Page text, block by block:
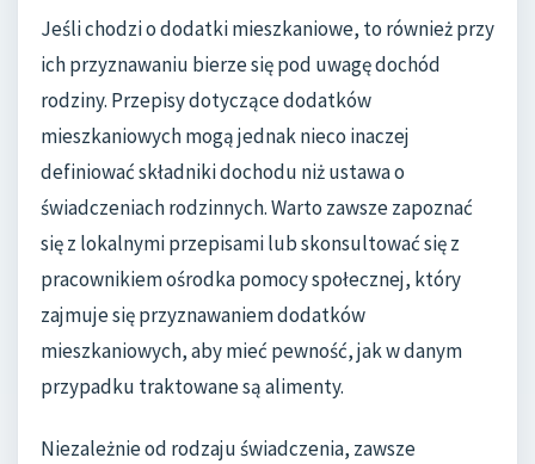
Jeśli chodzi o dodatki mieszkaniowe, to również przy
ich przyznawaniu bierze się pod uwagę dochód
rodziny. Przepisy dotyczące dodatków
mieszkaniowych mogą jednak nieco inaczej
definiować składniki dochodu niż ustawa o
świadczeniach rodzinnych. Warto zawsze zapoznać
się z lokalnymi przepisami lub skonsultować się z
pracownikiem ośrodka pomocy społecznej, który
zajmuje się przyznawaniem dodatków
mieszkaniowych, aby mieć pewność, jak w danym
przypadku traktowane są alimenty.
Niezależnie od rodzaju świadczenia, zawsze